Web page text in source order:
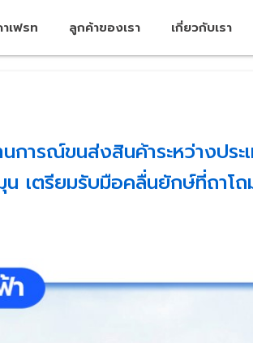
เฟรท ลูกค้าของเรา เกี่ยวกับเรา
ารณ์ขนส่งสินค้าระหว่างปร
เตรียมรับมือคลื่นยักษ์ที่ถาโ